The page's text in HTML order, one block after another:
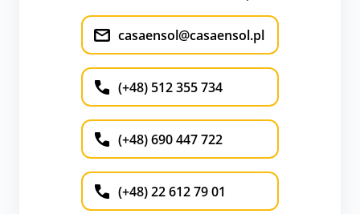
casaensol@casaensol.pl
(+48) 512 355 734
(+48) 690 447 722
(+48) 22 612 79 01